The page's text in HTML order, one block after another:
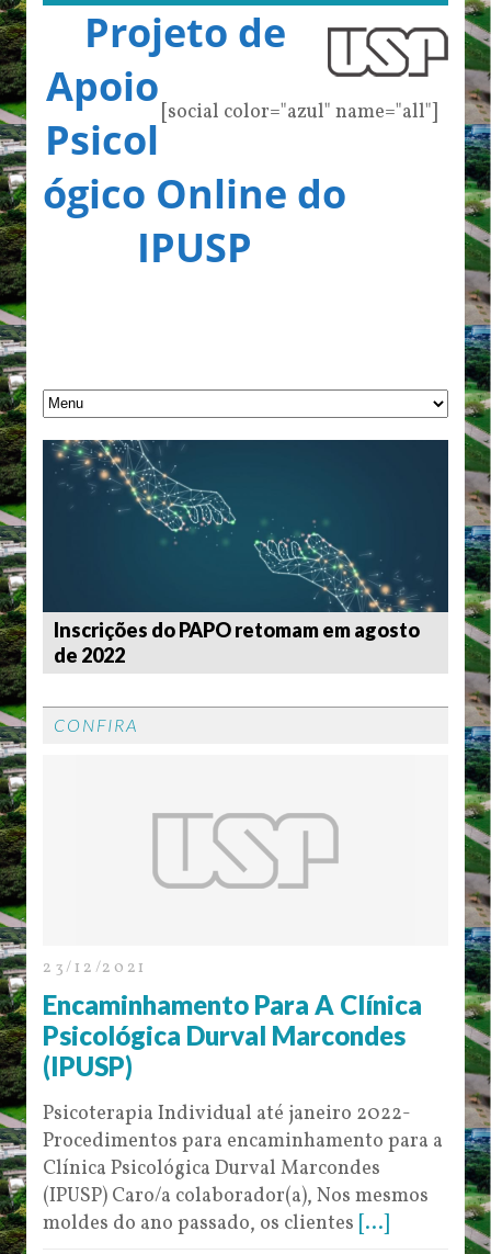
[social color="azul" name="all"]
Projeto de
Apoio
Psicol
ógico Online do
IPUSP
Inscrições do PAPO retomam em agosto
de 2022
CONFIRA
23/12/2021
Encaminhamento Para A Clínica
Psicológica Durval Marcondes
(IPUSP)
Psicoterapia Individual até janeiro 2022-
Procedimentos para encaminhamento para a
Clínica Psicológica Durval Marcondes
(IPUSP) Caro/a colaborador(a), Nos mesmos
moldes do ano passado, os clientes [...]